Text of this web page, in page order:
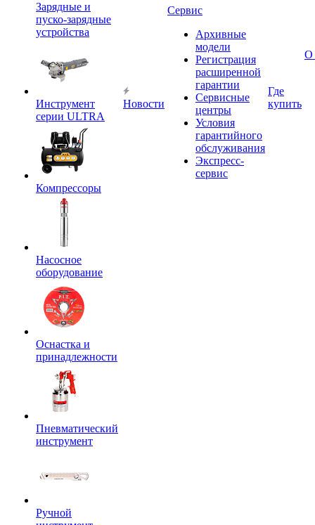
Зарядные и
пуско-зарядные
устройства
Инструмент
серии ULTRA
Компрессоры
Насосное
оборудование
Оснастка и
принадлежности
Пневматический
инструмент
Ручной
Новости
Сервис
Архивные
модели
Регистрация
расширенной
гарантии
Сервисные
центры
Условия
гарантийного
обслуживания
Экспресс-
сервис
Где
купить
О